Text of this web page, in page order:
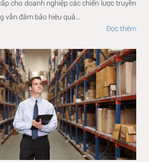
cho doanh nghiệp các chiến lược truyền
vẫn đảm bảo hiệu quả...
Đọc thêm